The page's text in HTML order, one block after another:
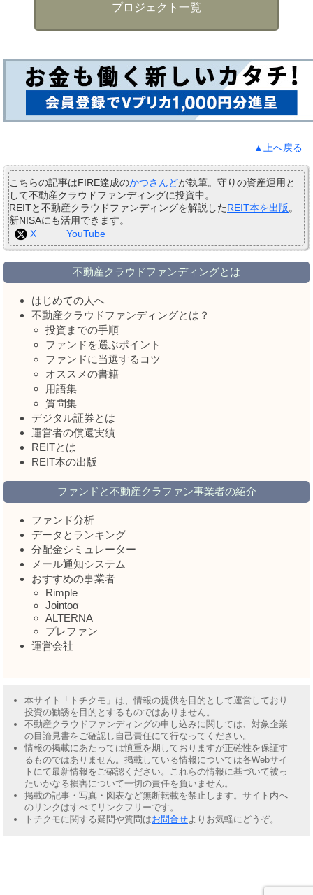
プロジェクト一覧
▲上へ戻る
こちらの記事はFIRE達成のかつさんどが執筆。守りの資産運用と
して不動産クラウドファンディングに投資中。
REITと不動産クラウドファンディングを解説した REIT本を出版 。
新NISAにも活用できます。
X YouTube
不動産クラウドファンディングとは
はじめての人へ
不動産クラウドファンディングとは？
投資までの手順
ファンドを選ぶポイント
ファンドに当選するコツ
オススメの書籍
用語集
質問集
デジタル証券とは
運営者の償還実績
REITとは
REIT本の出版
ファンドと不動産クラファン事業者の紹介
ファンド分析
データとランキング
分配金シミュレーター
メール通知システム
おすすめの事業者
Rimple
Jointoα
ALTERNA
プレファン
運営会社
本サイト「トチクモ」は、情報の提供を目的として運営しており
投資の勧誘を目的とするものではありません。
不動産クラウドファンディングの申し込みに関しては、対象企業
の目論見書をご確認し自己責任にて行なってください。
情報の掲載にあたっては慎重を期しておりますが正確性を保証す
るものではありません。掲載している情報については各Webサイ
トにて最新情報をご確認ください。これらの情報に基づいて被っ
たいかなる損害について一切の責任を負いません。
掲載の記事・写真・図表など無断転載を禁止します。サイト内へ
のリンクはすべてリンクフリーです。
トチクモに関する疑問や質問はお問合せよりお気軽にどうぞ。